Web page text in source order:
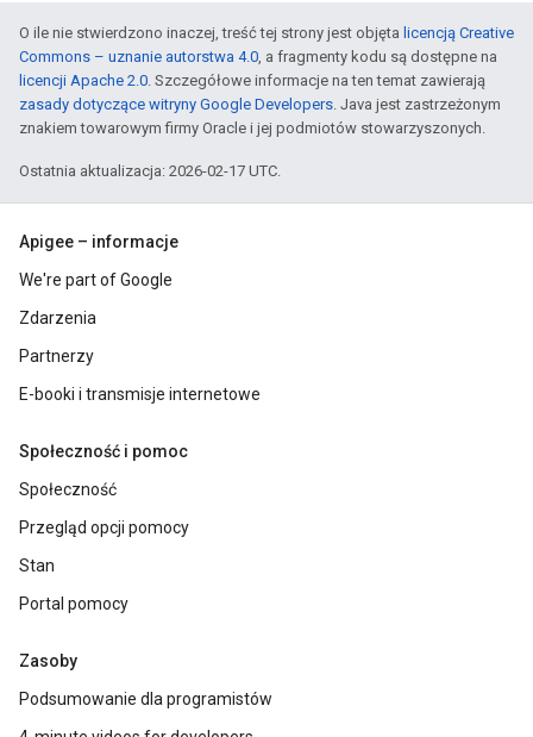
O ile nie stwierdzono inaczej, treść tej strony jest objęta licencją Creative
Commons – uznanie autorstwa 4.0, a fragmenty kodu są dostępne na
licencji Apache 2.0. Szczegółowe informacje na ten temat zawierają
zasady dotyczące witryny Google Developers. Java jest zastrzeżonym
znakiem towarowym firmy Oracle i jej podmiotów stowarzyszonych.
Ostatnia aktualizacja: 2026-02-17 UTC.
Apigee – informacje
We're part of Google
Zdarzenia
Partnerzy
E-booki i transmisje internetowe
Społeczność i pomoc
Społeczność
Przegląd opcji pomocy
Stan
Portal pomocy
Zasoby
Podsumowanie dla programistów